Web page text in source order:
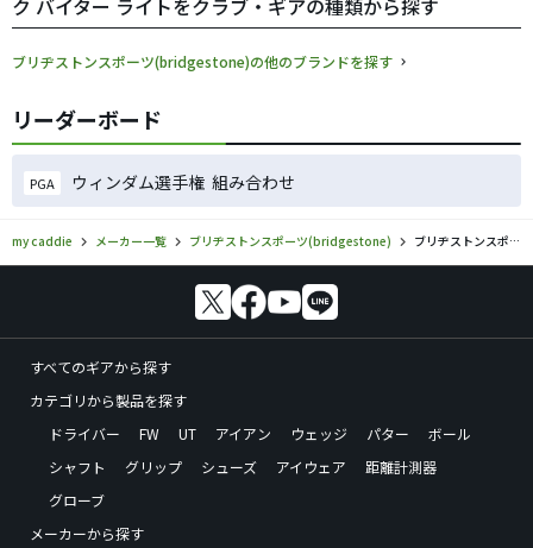
ク バイター ライトをクラブ・ギアの種類から探す
ブリヂストンスポーツ(bridgestone)の他のブランドを探す
リーダーボード
PGA ウィンダム選手権 組み合わせ
my caddie メーカー一覧 ブリヂストンスポーツ(bridgestone) ブリヂストンスポーツ(bridgestone)／ゼロ・スパイク バイター ライトのゴルフギアの口コミ評価
すべてのギアから探す
カテゴリから製品を探す
ドライバー
FW UT アイアン ウェッジ パター
ボール
シャフト
グリップ シューズ アイウェア
距離計測器
グローブ
メーカーから探す